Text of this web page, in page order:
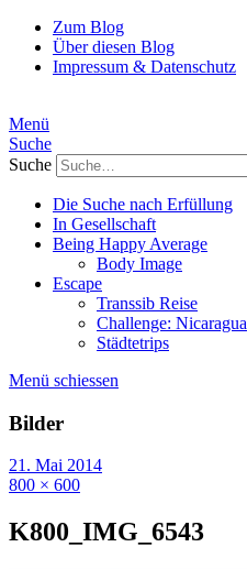
Zum Blog
Über diesen Blog
Impressum & Datenschutz
Menü
Suche
Suche
Die Suche nach Erfüllung
In Gesellschaft
Being Happy Average
Body Image
Escape
Transsib Reise
Challenge: Nicaragua
Städtetrips
Menü schiessen
Bilder
21. Mai 2014
800 × 600
K800_IMG_6543